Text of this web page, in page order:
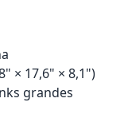
× 17,6" × 8,1")
grandes